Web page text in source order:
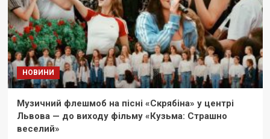
НОВИНИ
Музичний флешмоб на пісні «Скрябіна» у центрі
Львова — до виходу фільму «Кузьма: Страшно
веселий»